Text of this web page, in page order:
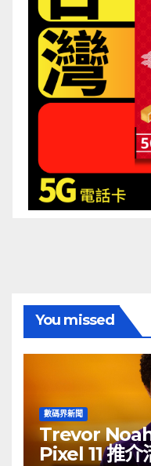
You missed
數碼界新聞
Trevor
Pixel 11 推介